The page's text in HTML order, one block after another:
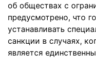
об обществах с
предусмотрено, что
устанавливать
санкции в случаях,
является